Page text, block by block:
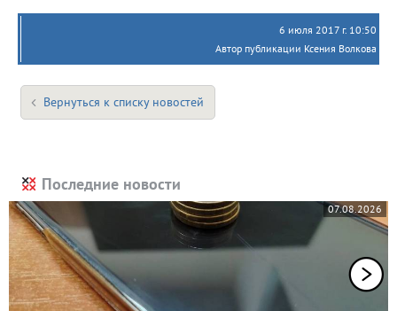
6 июля 2017 г. 10:50
Автор публикации Ксения Волкова
Вернуться к списку новостей
Последние новости
07.08.2026